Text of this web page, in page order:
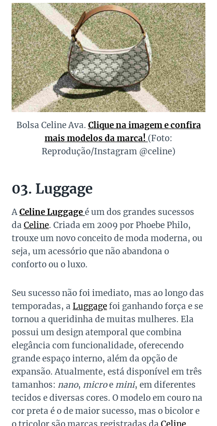
Bolsa Celine Ava. Clique na imagem e confira
mais modelos da marca! (Foto:
Reprodução/Instagram @celine)
03. Luggage
ACeline Luggageé um dos grandes sucessos
da Celine. Criada em 2009 por Phoebe Philo,
trouxe um novo conceito de moda moderna, ou
seja, um acessório que não abandona o
conforto ou o luxo.
Seu sucesso não foi imediato, mas ao longo das
temporadas, a Luggagefoi ganhando força e se
tornou a queridinha de muitas mulheres. Ela
possui um design atemporal que combina
elegância com funcionalidade, oferecendo
grande espaço interno, além da opção de
expansão. Atualmente, está disponível em três
tamanhos: nano, microemini, em diferentes
tecidos e diversas cores. O modelo em couro na
cor preta é o de maior sucesso, mas o bicolor e